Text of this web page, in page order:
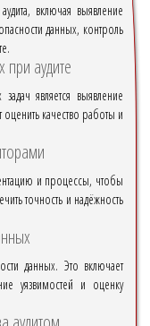
включая выявление
данных, контроль
при аудите
является выявление
качество работы и
и процессы, чтобы
точность и надёжность
данных. Это включает
уязвимостей и оценку